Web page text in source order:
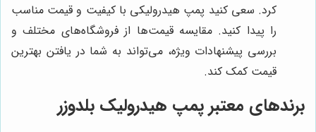
کرد. سعی کنید پمپ هیدرولیکی با کیفیت و قیمت مناسب
را پیدا کنید. مقایسه قیمت‌ها از فروشگاه‌های مختلف و
بررسی پیشنهادات ویژه، می‌تواند به شما در یافتن بهترین
قیمت کمک کند.
برندهای معتبر پمپ هیدرولیک بلدوزر